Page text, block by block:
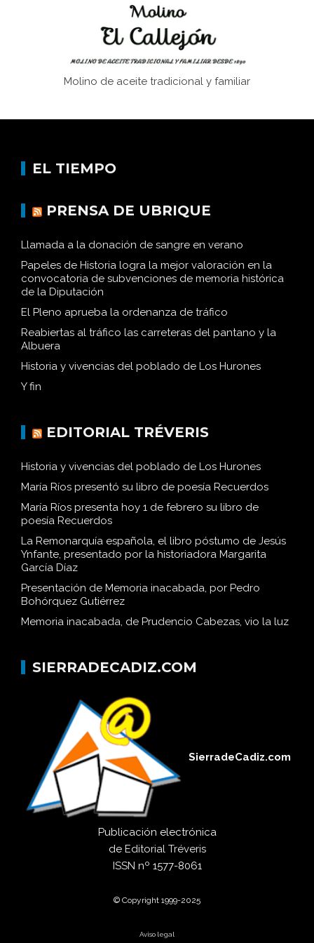
Molino de aceite tradicional y familiar
EL TIEMPO
PRENSA DE UBRIQUE
Llamada a la donación de sangre en verano
Papeles de Historia logra la mejor valoración en la
convocatoria de subvenciones de memoria histórica
de la Diputación
El Pleno aprueba la ordenanza de tráfico
Reabiertas al tráfico las carreteras del pantano y la
Albuera
Historia y vivencias del poblado de Los Hurones
Y fin
EDITORIAL TRÉVERIS
Historia y vivencias del poblado de Los Hurones
María Ríos presentó su libro de poesía Recuerdos
María Ríos presenta hoy 1 de febrero su libro de
poesía Recuerdos
La Remonarquía española, el libro póstumo de Jesús
Ynfante, presentado por la historiadora Margarita
García Díaz
Presentación de Memoria inacabada, por Pedro
Bohórquez Gutiérrez
Memoria inacabada, de Prudencio Cabezas, vio la luz
SIERRADECADIZ.COM
SierradeCadiz.com
Publicación electrónica
de Editorial Tréveris
ISSN nº 1577-8061
© Copyright 1999-2025
Aviso legal